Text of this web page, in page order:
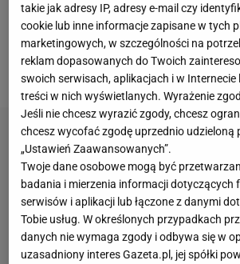
spadkową. Pogoń Szczecin była
musiała wygrać, aby zbliżyć się do
duetu Lech Poznan - Raków
takie jak adresy IP, adresy e-mail czy
cookie lub inne informacje zapisane w tych
marketingowych, w szczególności na
reklam dopasowanych do Twoich
swoich serwisach, aplikacjach i w Internecie
treści w nich wyświetlanych. Wyrażenie
Jeśli nie chcesz wyrazić zgody, chcesz
chcesz wycofać zgodę uprzednio udzieloną
„Ustawień Zaawansowanych”.
Twoje dane osobowe mogą być
badania i mierzenia informacji dotyczących
serwisów i aplikacji lub łączone z danymi
Tobie usług. W określonych przypadkach
danych nie wymaga zgody i odbywa się w
uzasadniony interes Gazeta.pl, jej spółki